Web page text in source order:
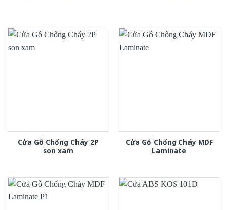
Cửa Gỗ Chống Cháy 2P
son xam
Cửa Gỗ Chống Cháy MDF
Laminate